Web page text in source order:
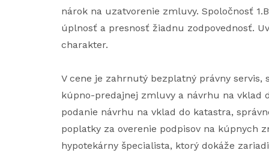
nárok na uzatvorenie zmluvy. Spoločnosť
úplnosť a presnosť žiadnu zodpovednosť.
charakter.
V cene je zahrnutý bezplatný právny
kúpno-predajnej zmluvy a návrhu na vklad
podanie návrhu na vklad do katastra,
poplatky za overenie podpisov na kúpnych
hypotekárny špecialista, ktorý dokáže